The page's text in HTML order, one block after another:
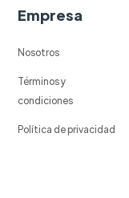
Empresa
Nosotros
Términos y
condiciones
Política de privacidad